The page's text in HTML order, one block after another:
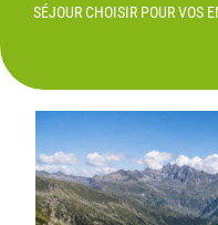
SÉJOUR CHOISIR POUR VOS